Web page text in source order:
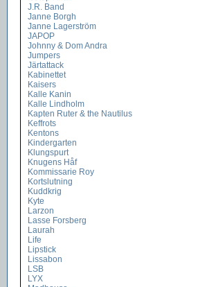
J.R. Band
Janne Borgh
Janne Lagerström
JAPOP
Johnny & Dom Andra
Jumpers
Järtattack
Kabinettet
Kaisers
Kalle Kanin
Kalle Lindholm
Kapten Ruter & the Nautilus
Keffrots
Kentons
Kindergarten
Klungspurt
Knugens Håf
Kommissarie Roy
Kortslutning
Kuddkrig
Kyte
Larzon
Lasse Forsberg
Laurah
Life
Lipstick
Lissabon
LSB
LYX